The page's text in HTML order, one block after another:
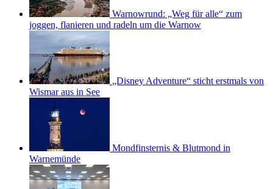
Warnowrund: „Weg für alle“ zum
joggen, flanieren und radeln um die Warnow
„Disney Adventure“ sticht erstmals von
Wismar aus in See
Mondfinsternis & Blutmond in
Warnemünde